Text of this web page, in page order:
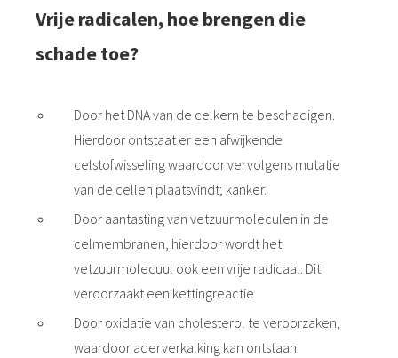
Vrije radicalen, hoe brengen die
schade toe?
Door het DNA van de celkern te beschadigen.
Hierdoor ontstaat er een afwijkende
celstofwisseling waardoor vervolgens mutatie
van de cellen plaatsvindt; kanker.
Door aantasting van vetzuurmoleculen in de
celmembranen, hierdoor wordt het
vetzuurmolecuul ook een vrije radicaal. Dit
veroorzaakt een kettingreactie.
Door oxidatie van cholesterol te veroorzaken,
waardoor aderverkalking kan ontstaan.